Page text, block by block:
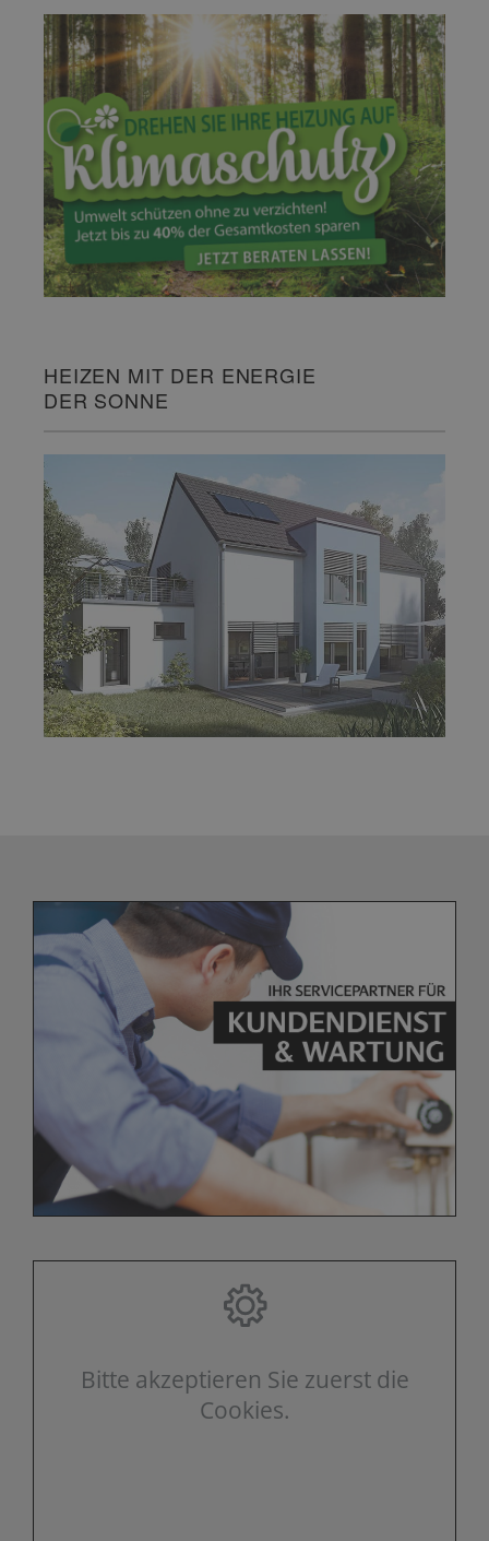
HEIZEN MIT DER ENERGIE
DER SONNE
Bitte akzeptieren Sie zuerst die
Cookies.